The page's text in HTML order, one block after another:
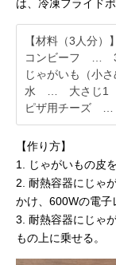
は、冷凍フライド
【材料（3人分）】
コンビーフ …
じゃがいも（
水 … 大さじ1
ピザ用チーズ
【作り方】
1. じゃがいもの皮
2. 耐熱容器にじゃ
かけ、600Wの電子
3. 耐熱容器にじゃ
もの上に乗せる。